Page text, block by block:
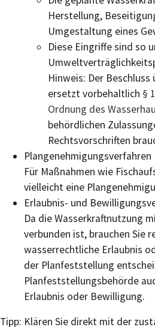
Herstellung,
Umgestaltung eines
Diese Eingriffe sind so
Hinweis: Der
ersetzt vorbehaltlich §
Ordnung des
behördlichen
Rechtsvorschriften
Plangenehmigungsverfahren
Für Maßnahmen wie
vielleicht eine
Erlaubnis- und
Da die Wasserkraftnutzung
verbunden ist, brauchen Sie
wasserrechtliche Erlaubnis
der Planfeststellung
Planfeststellungsbehörde
Erlaubnis oder Bewilligung.
Tipp: Klären Sie direkt mit der